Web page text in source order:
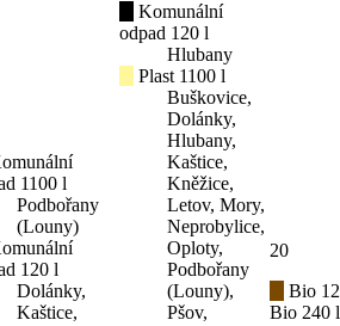
1100 l
Podbořany
(Louny)
120 l
Dolánky,
Kaštice,
Komunální
odpad 120 l
Hlubany
Plast 1100 l
Buškovice,
Dolánky,
Hlubany,
Kaštice,
Kněžice,
Letov, Mory,
Neprobylice,
Oploty,
Podbořany
(Louny),
Pšov,
20
Bio
Bio 240 l